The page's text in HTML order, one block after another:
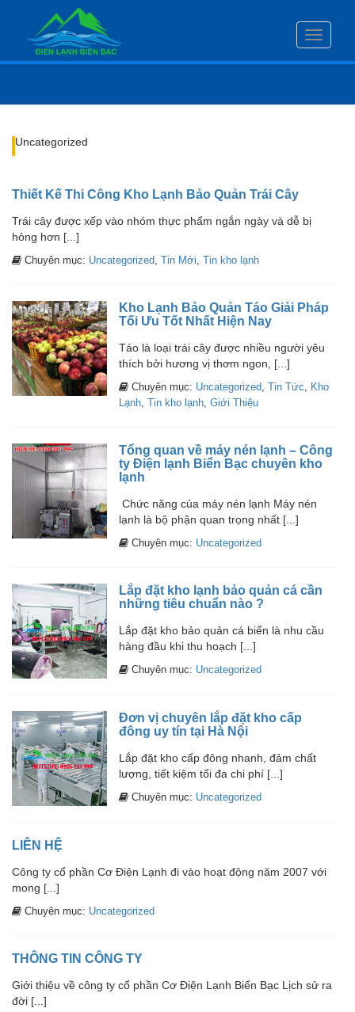
Toggle
Uncategorized
Thiết Kế Thi Công Kho Lạnh Bảo Quản Trái Cây
Trái cây được xếp vào nhóm thực phẩm ngắn ngày và dễ bị
hỏng hơn [...]
Chuyên mục: Uncategorized, Tin Mới, Tin kho lạnh
Kho Lạnh Bảo Quản Táo Giải Pháp
Tối Ưu Tốt Nhất Hiện Nay
Táo là loại trái cây được nhiều người yêu
thích bởi hương vị thơm ngon, [...]
Chuyên mục: Uncategorized, Tin Tức, Kho
Lạnh, Tin kho lạnh, Giới Thiệu
Tổng quan về máy nén lạnh – Công
ty Điện lạnh Biển Bạc chuyên kho
lạnh
Chức năng của máy nén lạnh Máy nén
lạnh là bộ phận quan trọng nhất [...]
Chuyên mục: Uncategorized
Lắp đặt kho lạnh bảo quản cá cần
những tiêu chuẩn nào ?
Lắp đặt kho bảo quản cá biển là nhu cầu
hàng đầu khi thu hoạch [...]
Chuyên mục: Uncategorized
Đơn vị chuyên lắp đặt kho cấp
đông uy tín tại Hà Nội
Lắp đặt kho cấp đông nhanh, đảm chất
lượng, tiết kiệm tối đa chi phí [...]
Chuyên mục: Uncategorized
LIÊN HỆ
Công ty cổ phần Cơ Điện Lạnh đi vào hoạt động năm 2007 với
mong [...]
Chuyên mục: Uncategorized
THÔNG TIN CÔNG TY
Giới thiệu về công ty cổ phần Cơ Điện Lạnh Biển Bạc Lịch sử ra
đời [...]